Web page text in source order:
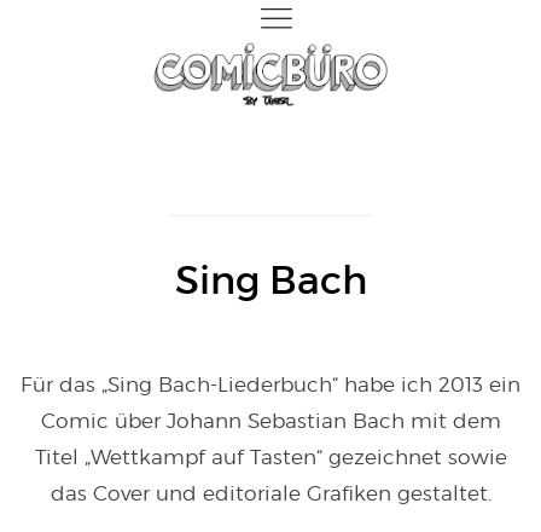
Sing Bach
Für das „Sing Bach-Liederbuch“ habe ich 2013 ein
Comic über Johann Sebastian Bach mit dem
Titel „Wettkampf auf Tasten“ gezeichnet sowie
das Cover und editoriale Grafiken gestaltet.